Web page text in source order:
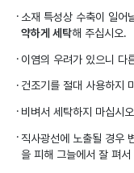
소재 특성상 수축이 일어
약하게 세탁해 주십시오.
이염의 우려가 있으니 다
건조기를 절대 사용하지
비벼서 세탁하지 마십시
직사광선에 노출될 경우
을 피해 그늘에서 잘 펴